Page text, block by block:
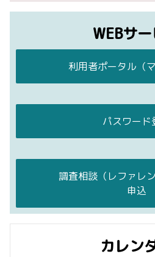
WEBサ
利用者ポータル （
パスワード
調査相談 （レファレ
申込
カレン